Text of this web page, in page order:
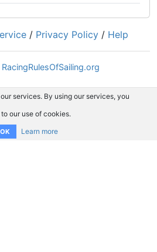
/ Privacy Policy / Help
RacingRulesOfSailing.org
services. By using our services, you
our use of cookies.
OK Learn more